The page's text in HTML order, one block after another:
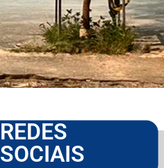
REDES
SOCIAIS